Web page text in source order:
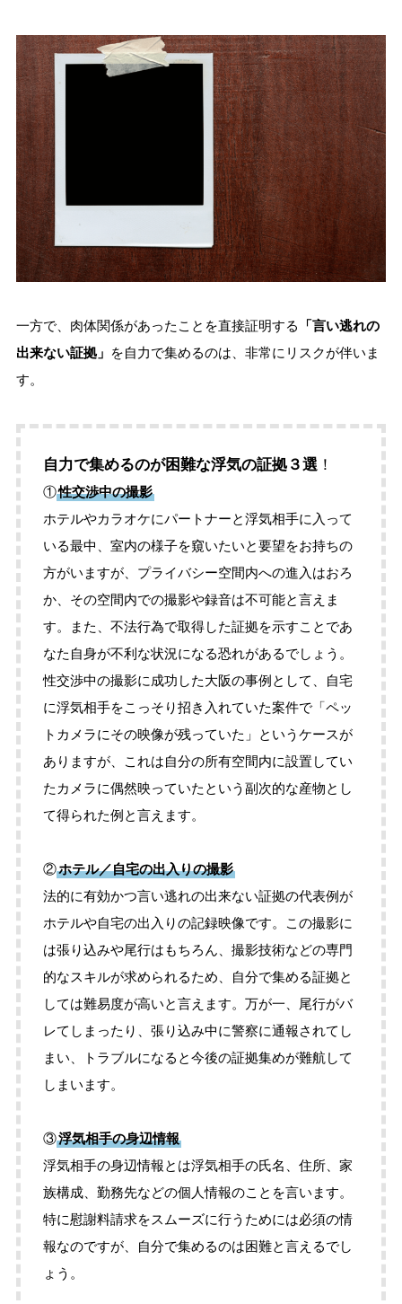
一方で、肉体関係があったことを直接証明する
「言い逃れの
出来ない証拠」 を自力で集めるのは、非常にリスクが伴いま
す。
自力で集めるのが困難な浮気の証拠３選 ！
①性交渉中の撮影
ホテルやカラオケにパートナーと浮気相手に入って
いる最中、室内の様子を窺いたいと要望をお持ちの
方がいますが、プライバシー空間内への進入はおろ
か、その空間内での撮影や録音は不可能と言えま
す。また、不法行為で取得した証拠を示すことであ
なた自身が不利な状況になる恐れがあるでしょう。
性交渉中の撮影に成功した大阪の事例として、自宅
に浮気相手をこっそり招き入れていた案件で「ペッ
トカメラにその映像が残っていた」というケースが
ありますが、これは自分の所有空間内に設置してい
たカメラに偶然映っていたという副次的な産物とし
て得られた例と言えます。
②ホテル／自宅の出入りの撮影
法的に有効かつ言い逃れの出来ない証拠の代表例が
ホテルや自宅の出入りの記録映像です。この撮影に
は張り込みや尾行はもちろん、撮影技術などの専門
的なスキルが求められるため、自分で集める証拠と
しては難易度が高いと言えます。万が一、尾行がバ
レてしまったり、張り込み中に警察に通報されてし
まい、トラブルになると今後の証拠集めが難航して
しまいます。
③浮気相手の身辺情報
浮気相手の身辺情報とは浮気相手の氏名、住所、家
族構成、勤務先などの個人情報のことを言います。
特に慰謝料請求をスムーズに行うためには必須の情
報なのですが、自分で集めるのは困難と言えるでし
ょう。